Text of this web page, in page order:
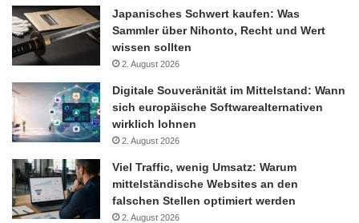
Japanisches Schwert kaufen: Was
Sammler über Nihonto, Recht und Wert
wissen sollten
2. August 2026
Digitale Souveränität im Mittelstand: Wann
sich europäische Softwarealternativen
wirklich lohnen
2. August 2026
Viel Traffic, wenig Umsatz: Warum
mittelständische Websites an den
falschen Stellen optimiert werden
2. August 2026